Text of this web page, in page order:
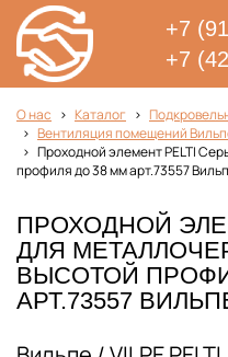
+7
+7
О нас Каталог
Вентиляция помещений
Проходной элемент PELTI
профиля до 38 мм арт.73557
ПРОХОДНОЙ
ДЛЯ
ВЫСОТОЙ
АРТ.73557